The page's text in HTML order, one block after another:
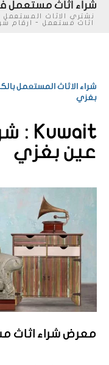
شراء اثاث مستعمل
نشتري الاثاث
اثاث مستعمل - ارقام
شراء الاثاث المستعمل
بغزي
Kuwait :
عين بغزي
معرض شراء اثاث